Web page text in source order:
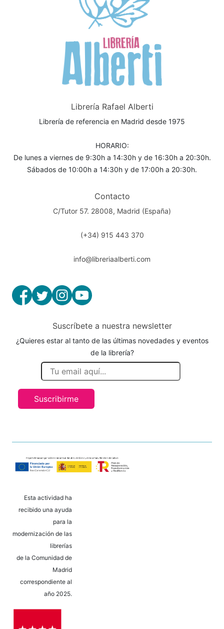
Librería Rafael Alberti
Librería de referencia en Madrid desde 1975
HORARIO:
De lunes a viernes de 9:30h a 14:30h y de 16:30h a 20:30h.
Sábados de 10:00h a 14:30h y de 17:00h a 20:30h.
Contacto
C/Tutor 57. 28008, Madrid (España)
(+34) 915 443 370
info@libreriaalberti.com
Suscríbete a nuestra newsletter
¿Quieres estar al tanto de las últimas novedades y eventos
de la librería?
Suscribirme
Esta actividad ha
recibido una ayuda
para la
modernización de las
librerías
de la Comunidad de
Madrid
correspondiente al
año 2025.